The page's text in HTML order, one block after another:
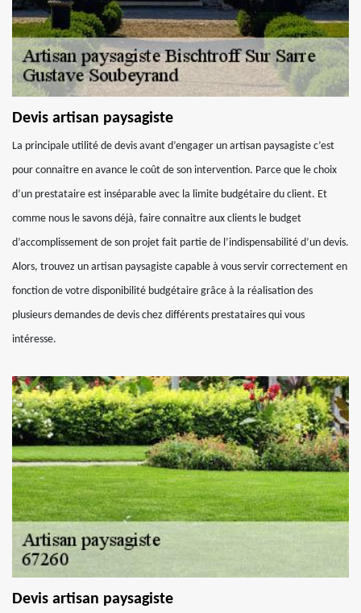
Devis artisan paysagiste
La principale utilité de devis avant d’engager un artisan paysagiste c’est
pour connaitre en avance le coût de son intervention. Parce que le choix
d’un prestataire est inséparable avec la limite budgétaire du client. Et
comme nous le savons déjà, faire connaitre aux clients le budget
d’accomplissement de son projet fait partie de l’indispensabilité d’un devis.
Alors, trouvez un artisan paysagiste capable à vous servir correctement en
fonction de votre disponibilité budgétaire grâce à la réalisation des
plusieurs demandes de devis chez différents prestataires qui vous
intéresse.
Devis artisan paysagiste